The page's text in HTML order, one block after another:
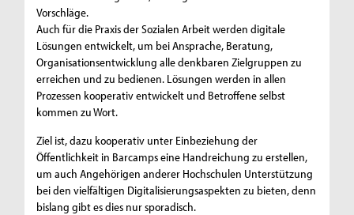
Vorschläge.
Auch für die Praxis der Sozialen Arbeit werden digitale
Lösungen entwickelt, um bei Ansprache, Beratung,
Organisationsentwicklung alle denkbaren Zielgruppen zu
erreichen und zu bedienen. Lösungen werden in allen
Prozessen kooperativ entwickelt und Betroffene selbst
kommen zu Wort.
Ziel ist, dazu kooperativ unter Einbeziehung der
Öffentlichkeit in Barcamps eine Handreichung zu erstellen,
um auch Angehörigen anderer Hochschulen Unterstützung
bei den vielfältigen Digitalisierungsaspekten zu bieten, denn
bislang gibt es dies nur sporadisch.